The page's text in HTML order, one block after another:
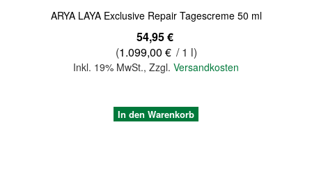
ARYA LAYA Exclusive Repair Tagescreme 50 ml
54,95 €
(1.099,00 € / 1 l)
Inkl. 19% MwSt., Zzgl. Versandkosten
In den Warenkorb